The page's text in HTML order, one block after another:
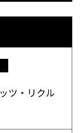
ツ・リクル